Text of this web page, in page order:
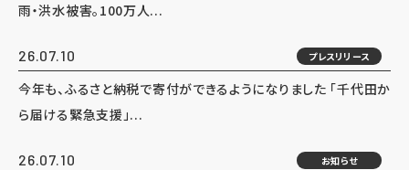
雨・洪水被害。100万人...
26.07.10 プレスリリース
今年も、ふるさと納税で寄付ができるようになりました 「千代田か
ら届ける緊急支援」...
26.07.10 お知らせ